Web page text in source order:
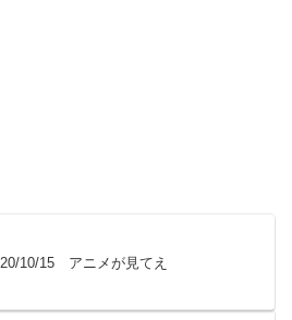
20/10/15 アニメが見てえ